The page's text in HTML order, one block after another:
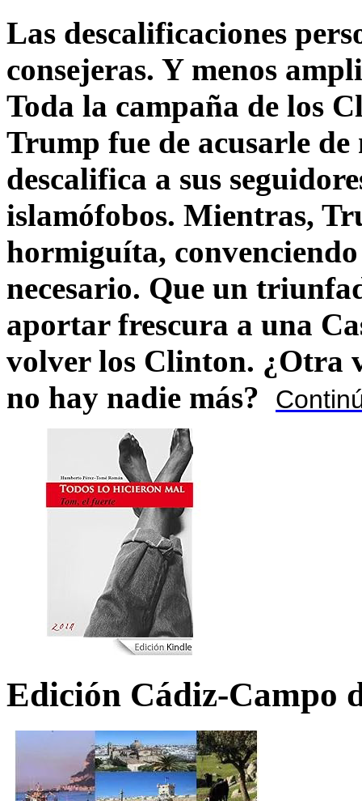
Las descalificaciones
consejeras. Y menos
Toda la campaña de los
Trump fue de acusarle
descalifica a sus
islamófobos. Mientras,
hormiguíta,
necesario. Que un
aportar frescura a una
volver los Clinton. ¿Otra
no hay nadie más?
Edición Cádiz-Campo